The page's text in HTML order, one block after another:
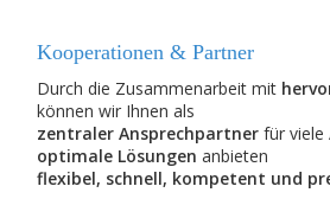
Kooperationen & Partner
Durch die Zusammenarbeit mit
können wir Ihnen als
zentraler Ansprechpartner für viele
optimale Lösungen anbieten
flexibel, schnell, kompetent und